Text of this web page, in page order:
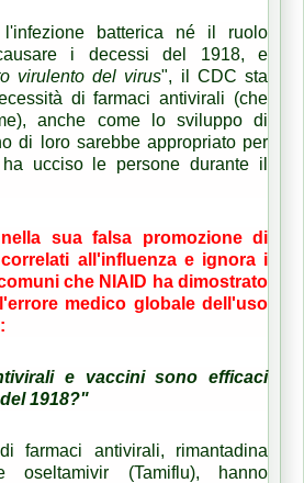
batterica né il ruolo
i decessi del 1918, e
virulento del virus", il CDC sta
di farmaci antivirali (che
anche come lo sviluppo di
di loro sarebbe appropriato per
ucciso le persone durante il
sua falsa promozione di
all'influenza e ignora i
che NIAID ha dimostrato
medico globale dell'uso
e vaccini sono efficaci
1918?"
farmaci antivirali, rimantadina
oseltamivir (Tamiflu), hanno